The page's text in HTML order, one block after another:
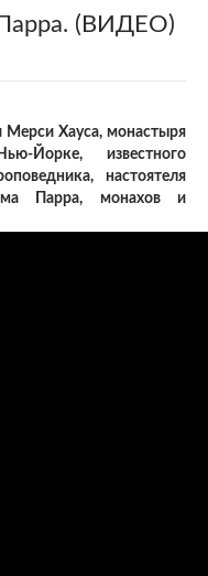
(ВИДЕО)
Мерси Хауса, монастыря
Йорке, известного
настоятеля
Парра, монахов и